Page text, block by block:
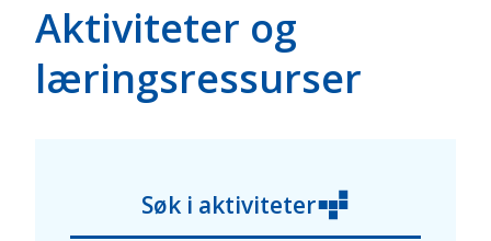
Aktiviteter og
læringsressurser
Søk i aktiviteter